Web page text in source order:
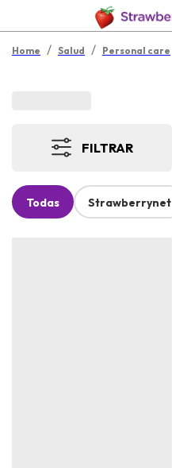
Home / Salud / Personal care
FILTRAR
Todas Strawberrynet